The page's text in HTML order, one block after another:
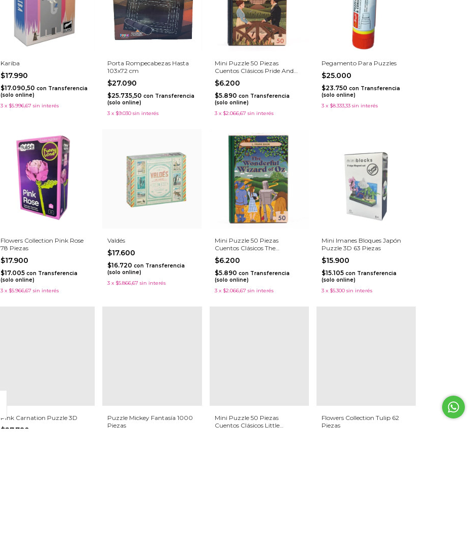
Kariba
$17.990
$17.090,50 con Transferencia
(solo online)
3 x $5.996,67 sin interés
Porta Rompecabezas Hasta
103x72 cm
$27.090
$25.735,50con Transferencia
(solo online)
3 x $9.030 sin interés
Mini Puzzle 50 Piezas
Cuentos Clásicos Pride And
Prejudice
$6.200
$5.890 con Transferencia
(solo online)
3 x $2.066,67 sin interés
Pegamento Para Puzzles
$25.000
$23.750 con Transferencia
(solo online)
3 x $8.333,33 sin interés
Flowers Collection Pink Rose
78 Piezas
$17.900
$17.005 con Transferencia
(solo online)
3 x $5.966,67 sin interés
Valdés
$17.600
$16.720con Transferencia
(solo online)
3 x $5.866,67 sin interés
Mini Puzzle 50 Piezas
Cuentos Clásicos The
Wonderful Wizard Of Oz
$6.200
$5.890 con Transferencia
(solo online)
3 x $2.066,67 sin interés
Mini Imanes Bloques Japón
Puzzle 3D 63 Piezas
$15.900
$15.105 con Transferencia
(solo online)
3 x $5.300 sin interés
Pink Carnation Puzzle 3D
$27.790
Puzzle Mickey Fantasía 1000
Piezas
Mini Puzzle 50 Piezas
Cuentos Clásicos Little
Flowers Collection Tulip 62
Piezas